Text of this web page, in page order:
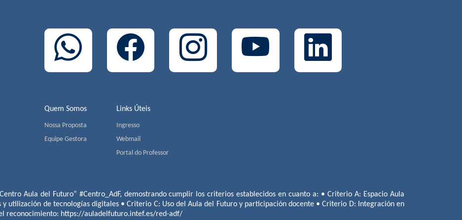
Quem Somos
Nossa Proposta
Equipe Gestora
Links Úteis
Ingresso
Webmail
Portal do Professor
Aula del Futuro” #Centro_AdF, demostrando cumplir los criterios establecidos en cuanto a: • Criterio A: Espacio Aula
utilización de tecnologías digitales • Criterio C: Uso del Aula del Futuro y participación docente • Criterio D: Integración en
reconocimiento: https://auladelfuturo.intef.es/red-adf/